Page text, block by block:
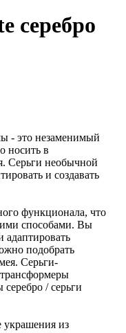
серебро
- это незаменимый
носить в
Серьги необычной
и создавать
функционала, что
способами. Вы
адаптировать
подобрать
Серьги-
/ серьги
из